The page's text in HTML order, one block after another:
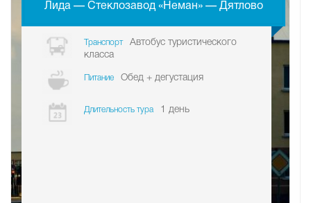
Лида — Стеклозавод «Неман» — Дятлово
Транспорт
Автобус туристического
класса
Питание Обед + дегустация
Длительность тура 1 день